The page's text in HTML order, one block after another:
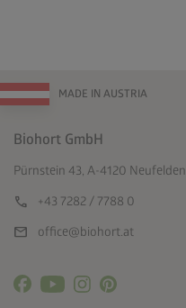
MADE IN AUSTRIA
Biohort GmbH
Pürnstein 43, A-4120 Neufelden
call +43 7282 / 7788 0
mail office@biohort.at